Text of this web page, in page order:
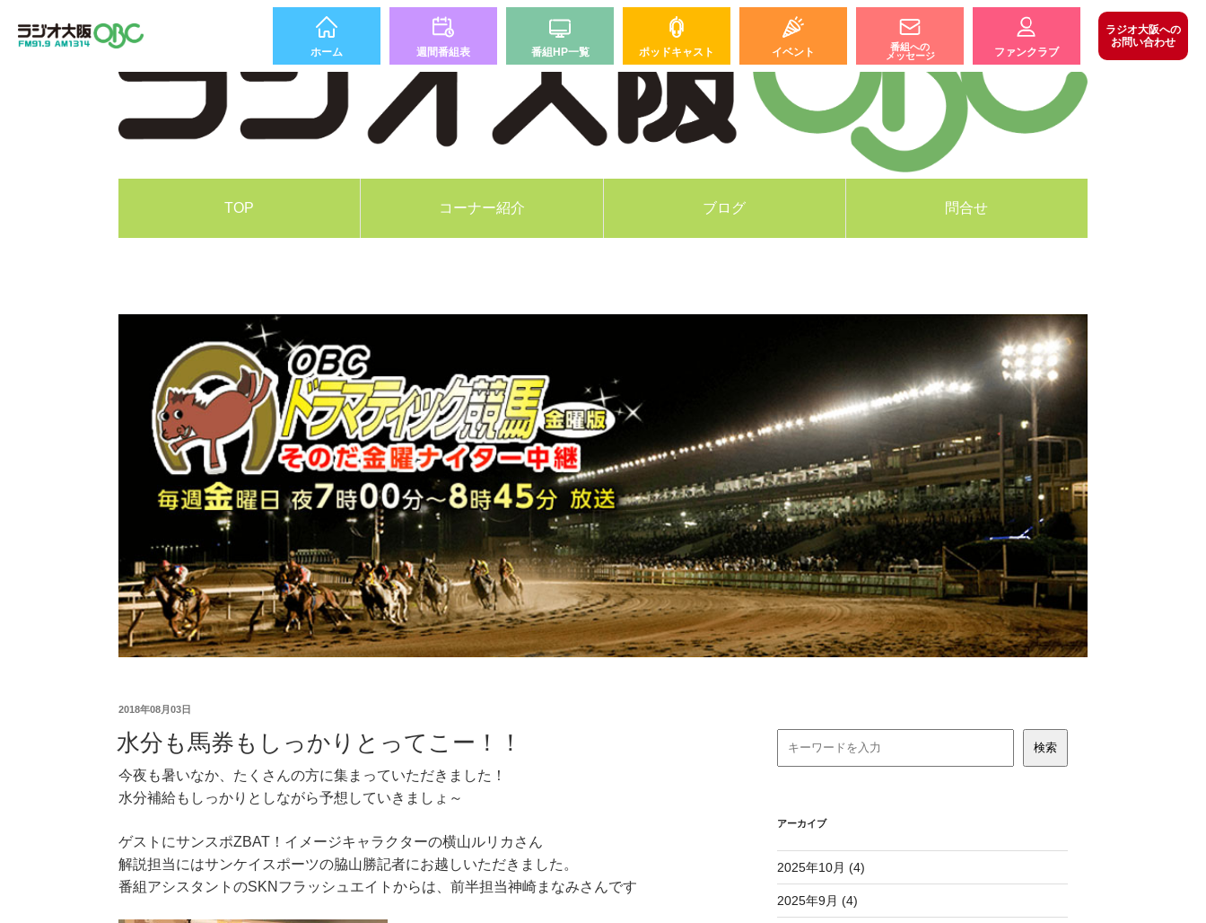
ホーム 週間番組表 番組HP一覧 ポッドキャスト イベント
番組への
メッセージ
ファンクラブ
ラジオ大阪への
お問い合わせ
TOP コーナー紹介 ブログ 問合せ
2018年08月03日
水分も馬券もしっかりとってこー！！
今夜も暑いなか、たくさんの方に集まっていただきました！
水分補給もしっかりとしながら予想していきましょ～
ゲストにサンスポZBAT！イメージキャラクターの横山ルリカさん
解説担当にはサンケイスポーツの脇山勝記者にお越しいただきました。
番組アシスタントのSKNフラッシュエイトからは、前半担当神崎まなみさんです
アーカイブ
2025年10月 (4)
2025年9月 (4)